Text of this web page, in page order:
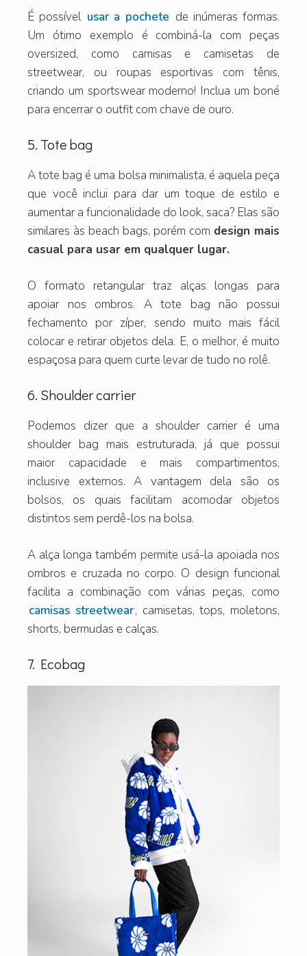
É possível usar a pochete de inúmeras formas.
Um ótimo exemplo é combiná-la com peças
oversized, como camisas e camisetas de
streetwear, ou roupas esportivas com tênis,
criando um sportswear moderno! Inclua um boné
para encerrar o outfit com chave de ouro.
5. Tote bag
A tote bag é uma bolsa minimalista, é aquela peça
que você inclui para dar um toque de estilo e
aumentar a funcionalidade do look, saca? Elas são
similares às beach bags, porém com design mais
casual para usar em qualquer lugar.
O formato retangular traz alças longas para
apoiar nos ombros. A tote bag não possui
fechamento por zíper, sendo muito mais fácil
colocar e retirar objetos dela. E, o melhor, é muito
espaçosa para quem curte levar de tudo no rolê.
6. Shoulder carrier
Podemos dizer que a shoulder carrier é uma
shoulder bag mais estruturada, já que possui
maior capacidade e mais compartimentos,
inclusive externos. A vantagem dela são os
bolsos, os quais facilitam acomodar objetos
distintos sem perdê-los na bolsa.
A alça longa também permite usá-la apoiada nos
ombros e cruzada no corpo. O design funcional
facilita a combinação com várias peças, como
camisas streetwear, camisetas, tops, moletons,
shorts, bermudas e calças.
7. Ecobag